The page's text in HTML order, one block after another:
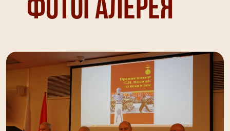
Фотогалерея